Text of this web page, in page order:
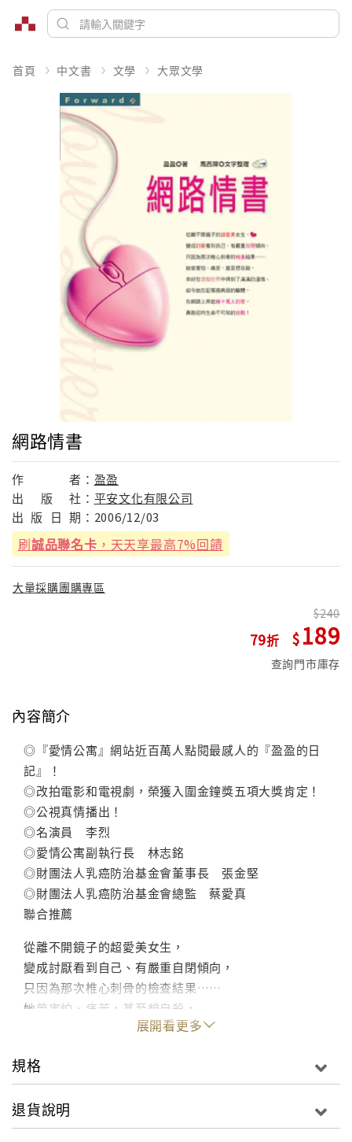
首頁 中文書 文學 大眾文學
網路情書
作 者： 盈盈
出
版 社： 平安文化有限公司
出 版 日 期： 2006/12/03
刷誠品聯名卡 ，天天享最高7%回饋
大量採購團購專區
79
240
189
查詢門市庫存
內容簡介
◎『愛情公寓』網站近百萬人點閱最感人的『盈盈的日
記』！
◎改拍電影和電視劇，榮獲入圍金鐘獎五項大獎肯定！
◎公視真情播出！
◎名演員 李烈
◎愛情公寓副執行長 林志銘
◎財團法人乳癌防治基金會董事長 張金堅
◎財團法人乳癌防治基金會總監 蔡愛真
聯合推薦
從離不開鏡子的超愛美女生，
變成討厭看到自己、有嚴重自閉傾向，
只因為那次椎心刺骨的檢查結果……
她曾害怕、痛苦，甚至想自殺，
幸好在虛擬世界中得到了滿滿的溫情。
在網路上串起幾十萬人的愛，
勇敢迎向生命不可知的挑戰！
展開看更多
規格
退貨說明